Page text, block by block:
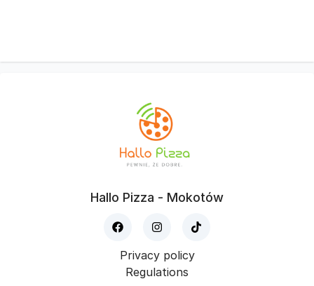
Hallo Pizza - Mokotów
Privacy policy
Regulations